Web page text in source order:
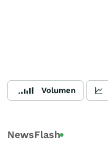
Volumen
NewsFlash